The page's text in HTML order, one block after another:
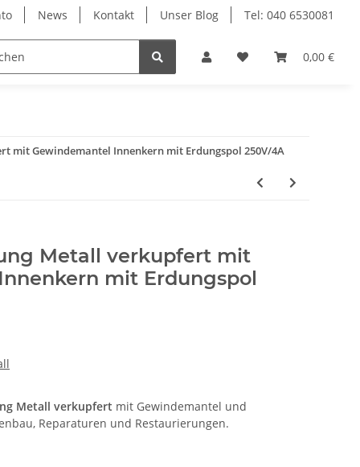
News Kontakt Unser Blog Tel: 040 6530081
0,00 €
mit Gewindemantel Innenkern mit Erdungspol 250V/4A
Metall verkupfert mit
mit Erdungspol
Metall verkupfert mit Gewindemantel und
Reparaturen und Restaurierungen.